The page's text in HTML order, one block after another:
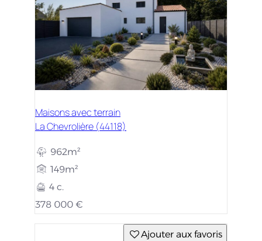
Maisons avec terrain
La Chevrolière (44118)
962m²
149m²
4 c.
378 000 €
Ajouter aux favoris